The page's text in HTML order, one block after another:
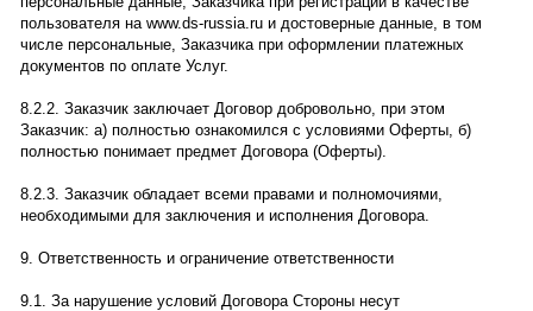
пользователя на www.ds-russia.ru и достоверные данные, в том
числе персональные, Заказчика при оформлении платежных
документов по оплате Услуг.
8.2.2. Заказчик заключает Договор добровольно, при этом
Заказчик: а) полностью ознакомился с условиями Оферты, б)
полностью понимает предмет Договора (Оферты).
8.2.3. Заказчик обладает всеми правами и полномочиями,
необходимыми для заключения и исполнения Договора.
9. Ответственность и ограничение ответственности
9.1. За нарушение условий Договора Стороны несут